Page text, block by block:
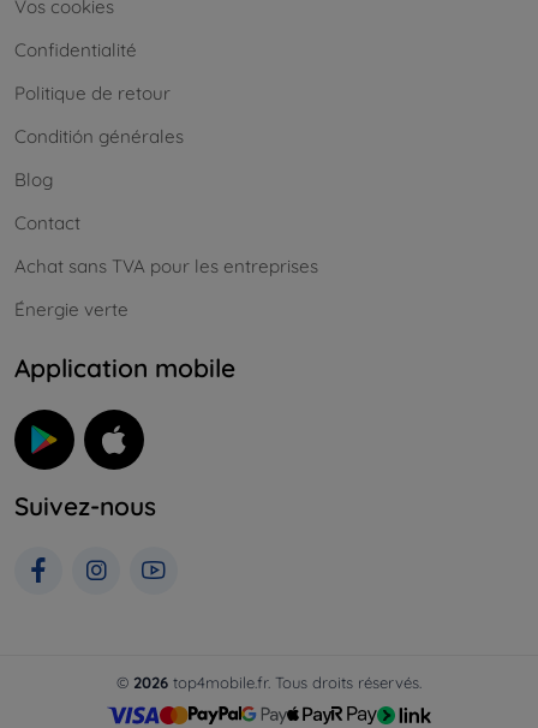
Vos cookies
Confidentialité
Politique de retour
Conditión générales
Blog
Contact
Achat sans TVA pour les entreprises
Énergie verte
Application mobile
Suivez-nous
© 2026 top4mobile.fr. Tous droits réservés.